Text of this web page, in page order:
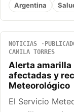
Argentina
NOTICIAS
CAMILA TORRES
Alerta amarilla
afectadas y
Meteorológico
El Servicio